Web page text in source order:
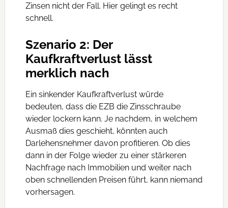
Zinsen nicht der Fall. Hier gelingt es recht
schnell.
Szenario 2: Der
Kaufkraftverlust lässt
merklich nach
Ein sinkender Kaufkraftverlust würde
bedeuten, dass die EZB die Zinsschraube
wieder lockern kann. Je nachdem, in welchem
Ausmaß dies geschieht, könnten auch
Darlehensnehmer davon profitieren. Ob dies
dann in der Folge wieder zu einer stärkeren
Nachfrage nach Immobilien und weiter nach
oben schnellenden Preisen führt, kann niemand
vorhersagen.